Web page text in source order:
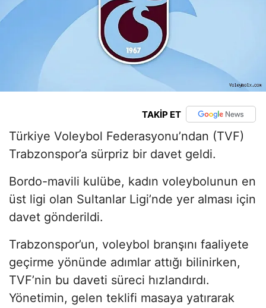
TAKİP ET
Türkiye Voleybol Federasyonu’ndan (TVF)
Trabzonspor’a sürpriz bir davet geldi.
Bordo-mavili kulübe, kadın voleybolunun en
üst ligi olan Sultanlar Ligi’nde yer alması için
davet gönderildi.
Trabzonspor’un, voleybol branşını faaliyete
geçirme yönünde adımlar attığı bilinirken,
TVF’nin bu daveti süreci hızlandırdı.
Yönetimin, gelen teklifi masaya yatırarak